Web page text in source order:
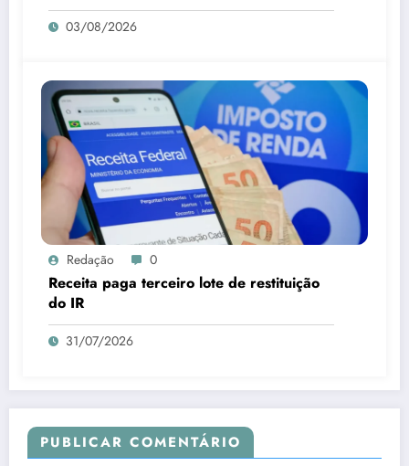
03/08/2026
Redação 0
Receita paga terceiro lote de restituição
do IR
31/07/2026
PUBLICAR COMENTÁRIO